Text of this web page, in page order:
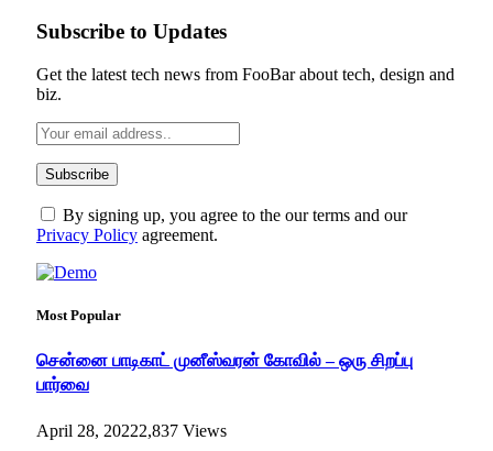
Subscribe to Updates
Get the latest tech news from FooBar about tech, design and
biz.
By signing up, you agree to the our terms and our
Privacy Policy agreement.
Most Popular
சென்னை பாடிகாட் முனீஸ்வரன் கோவில் – ஒரு சிறப்பு
பார்வை
April 28, 20222,837 Views